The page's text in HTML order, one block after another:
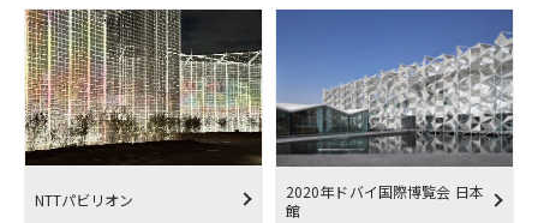
NTTパビリオン
2020年ドバイ国際博覧会 日本
館